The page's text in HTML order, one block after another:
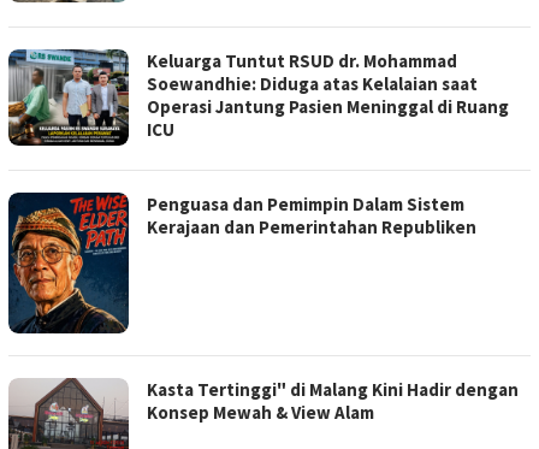
Keluarga Tuntut RSUD dr. Mohammad
Soewandhie: Diduga atas Kelalaian saat
Operasi Jantung Pasien Meninggal di Ruang
ICU
Penguasa dan Pemimpin Dalam Sistem
Kerajaan dan Pemerintahan Republiken
Kasta Tertinggi" di Malang Kini Hadir dengan
Konsep Mewah & View Alam